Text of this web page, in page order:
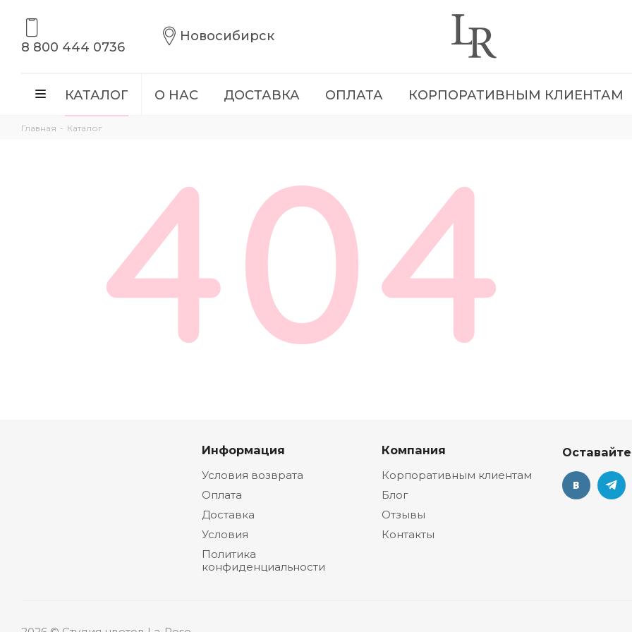
8 800 444 0736
Новосибирск
КАТАЛОГ О НАС ДОСТАВКА ОПЛАТА КОРПОРАТИВНЫМ КЛИЕНТАМ
Главная - Каталог
Информация
Условия возврата
Оплата
Доставка
Условия
Политика
конфиденциальности
Компания
Корпоративным клиентам
Блог
Отзывы
Контакты